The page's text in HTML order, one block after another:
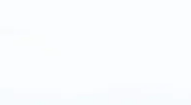
en uygun ürünü seçin.